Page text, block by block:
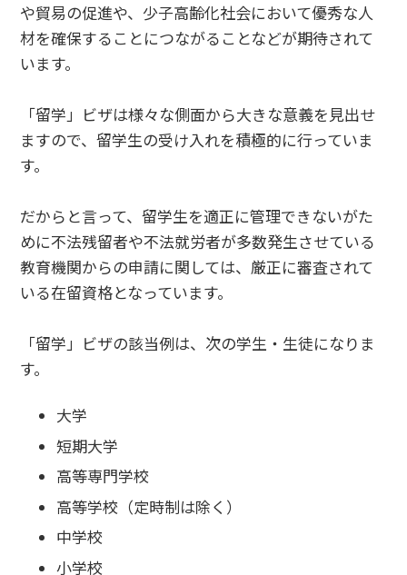
や貿易の促進や、少子高齢化社会において優秀な人
材を確保することにつながることなどが期待されて
います。
「留学」ビザは様々な側面から大きな意義を見出せ
ますので、留学生の受け入れを積極的に行っていま
す。
だからと言って、留学生を適正に管理できないがた
めに不法残留者や不法就労者が多数発生させている
教育機関からの申請に関しては、厳正に審査されて
いる在留資格となっています。
「留学」ビザの該当例は、次の学生・生徒になりま
す。
大学
短期大学
高等専門学校
高等学校（定時制は除く）
中学校
小学校